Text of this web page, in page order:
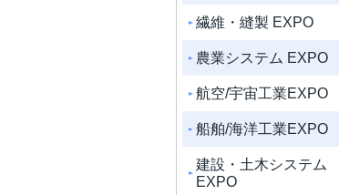
繊維・縫製 EXPO
農業システム EXPO
航空/宇宙工業EXPO
船舶/海洋工業EXPO
建設・土木システム
EXPO